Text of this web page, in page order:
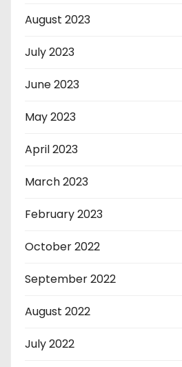
August 2023
July 2023
June 2023
May 2023
April 2023
March 2023
February 2023
October 2022
September 2022
August 2022
July 2022